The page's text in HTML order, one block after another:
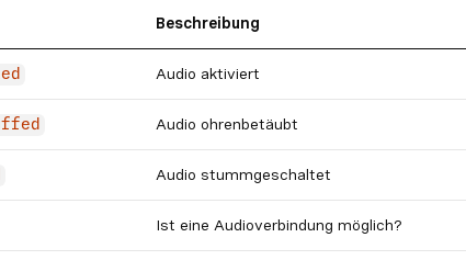
Beschreibung
Audio aktiviert
Audio ohrenbetäubt
Audio stummgeschaltet
Ist eine Audioverbindung möglich?